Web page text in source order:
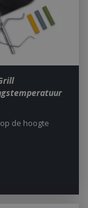
de hoogte